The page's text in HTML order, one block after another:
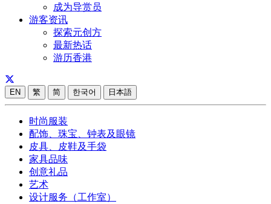
成为导赏员
游客资讯
探索元创方
最新热话
游历香港
EN 繁 简 한국어 日本語
时尚服装
配饰、珠宝、钟表及眼镜
皮具、皮鞋及手袋
家具品味
创意礼品
艺术
设计服务（工作室）